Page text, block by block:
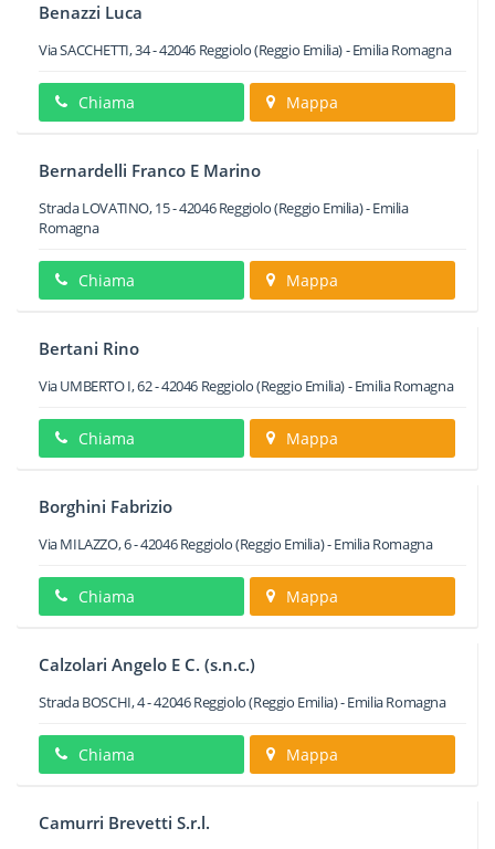
Benazzi Luca
Via SACCHETTI, 34-42046 Reggiolo(Reggio Emilia) -Emilia Romagna
Chiama Mappa
Bernardelli Franco E Marino
Strada LOVATINO, 15-42046 Reggiolo(Reggio Emilia) -Emilia
Romagna
Chiama Mappa
Bertani Rino
Via UMBERTO I, 62-42046 Reggiolo(Reggio Emilia) -Emilia Romagna
Chiama Mappa
Borghini Fabrizio
Via MILAZZO, 6-42046 Reggiolo(Reggio Emilia) -Emilia Romagna
Chiama Mappa
Calzolari Angelo E C. (s.n.c.)
Strada BOSCHI, 4-42046Reggiolo(Reggio Emilia) -Emilia Romagna
Chiama Mappa
Camurri Brevetti S.r.l.